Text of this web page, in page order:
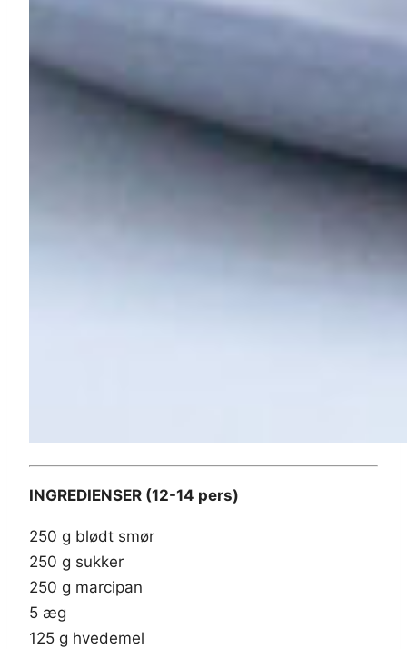
INGREDIENSER (12-14 pers)
250 g blødt smør
250 g sukker
250 g marcipan
5 æg
125 g hvedemel